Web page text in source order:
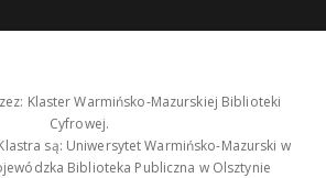
Klaster Warmińsko-Mazurskiej Biblioteki
Cyfrowej.
są: Uniwersytet Warmińsko-Mazurski w
Biblioteka Publiczna w Olsztynie